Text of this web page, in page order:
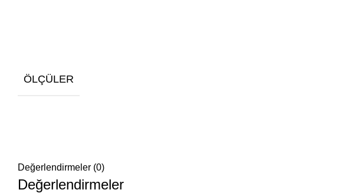
ÖLÇÜLER
Değerlendirmeler (0)
Değerlendirmeler